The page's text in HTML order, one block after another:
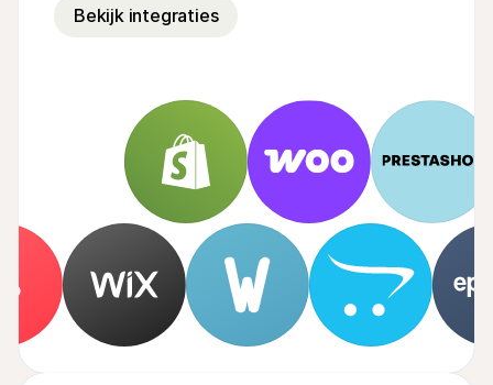
Bekijk integraties